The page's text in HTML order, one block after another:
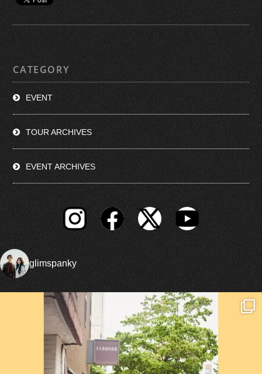
CATEGORY
EVENT
TOUR ARCHIVES
EVENT ARCHIVES
glimspanky